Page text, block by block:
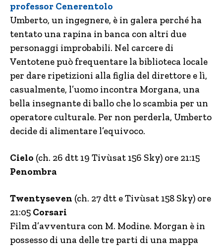
professor Cenerentolo
Umberto, un ingegnere, è in galera perché ha
tentato una rapina in banca con altri due
personaggi improbabili. Nel carcere di
Ventotene può frequentare la biblioteca locale
per dare ripetizioni alla figlia del direttore e lì,
casualmente, l’uomo incontra Morgana, una
bella insegnante di ballo che lo scambia per un
operatore culturale. Per non perderla, Umberto
decide di alimentare l’equivoco.
Cielo (ch. 26 dtt 19 Tivùsat 156 Sky) ore 21:15
Penombra
Twentyseven (ch. 27 dtt e Tivùsat 158 Sky) ore
21:05 Corsari
Film d’avventura con M. Modine. Morgan è in
possesso di una delle tre parti di una mappa